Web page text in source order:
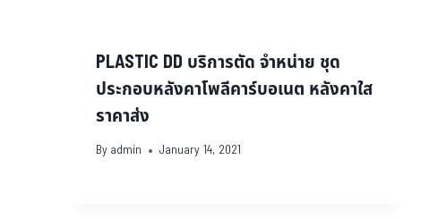
PLASTIC DD บริการตัด จำหน่าย ชุด
ประกอบหลังคาโพลีคาร์บอเนต หลังคาใส
ราคาส่ง
By admin January 14, 2021